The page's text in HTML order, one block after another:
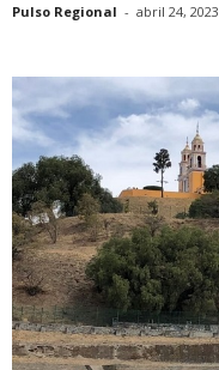
Pulso Regional - abril 24, 2023